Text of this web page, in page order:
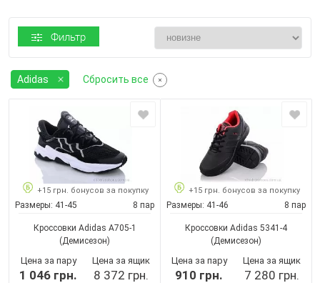
Фильтр
Adidas Сбросить все
+15 грн. бонусов за покупку
Размеры: 41-45 8 пар
Кроссовки Adidas A705-1
(Демисезон)
Цена за пару
1 046 грн.
Цена за ящик
8 372 грн.
+15 грн. бонусов за покупку
Размеры: 41-46 8 пар
Кроссовки Adidas 5341-4
(Демисезон)
Цена за пару
910 грн.
Цена за ящик
7 280 грн.